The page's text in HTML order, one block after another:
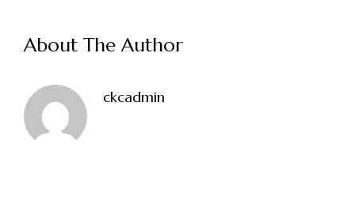
About The Author
ckcadmin
Jumat: 13.30-22.00
Address
Jl. Perisai No. 16-17 Rantauprapat, Labuhanbatu, Sumatera